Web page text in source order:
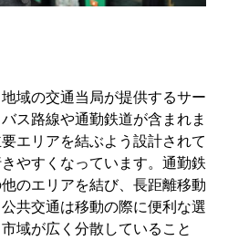
域の交通当局が提供するサー
ス路線や通勤鉄道が含まれま
エリアを結ぶよう設計されて
やすくなっています。通勤鉄
のエリアを結び、長距離移動
共交通は移動の際に便利な選
域が広く分散していること